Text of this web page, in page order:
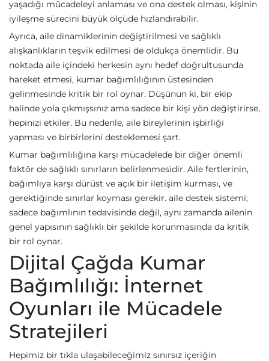
yaşadığı mücadeleyi anlaması ve ona destek olması, kişinin
iyileşme sürecini büyük ölçüde hızlandırabilir.
Ayrıca, aile dinamiklerinin değiştirilmesi ve sağlıklı
alışkanlıkların teşvik edilmesi de oldukça önemlidir. Bu
noktada aile içindeki herkesin aynı hedef doğrultusunda
hareket etmesi, kumar bağımlılığının üstesinden
gelinmesinde kritik bir rol oynar. Düşünün ki, bir ekip
halinde yola çıkmışsınız ama sadece bir kişi yön değiştirirse,
hepinizi etkiler. Bu nedenle, aile bireylerinin işbirliği
yapması ve birbirlerini desteklemesi şart.
Kumar bağımlılığına karşı mücadelede bir diğer önemli
faktör de sağlıklı sınırların belirlenmesidir. Aile fertlerinin,
bağımlıya karşı dürüst ve açık bir iletişim kurması, ve
gerektiğinde sınırlar koyması gerekir. aile destek sistemi;
sadece bağımlının tedavisinde değil, aynı zamanda ailenin
genel yapısının sağlıklı bir şekilde korunmasında da kritik
bir rol oynar.
Dijital Çağda Kumar
Bağımlılığı: İnternet
Oyunları ile Mücadele
Stratejileri
Hepimiz bir tıkla ulaşabileceğimiz sınırsız içeriğin